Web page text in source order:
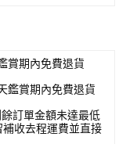
賞期內免費退貨
鑑賞期內免費退貨
訂單金額未達最低
收去程運費並直接